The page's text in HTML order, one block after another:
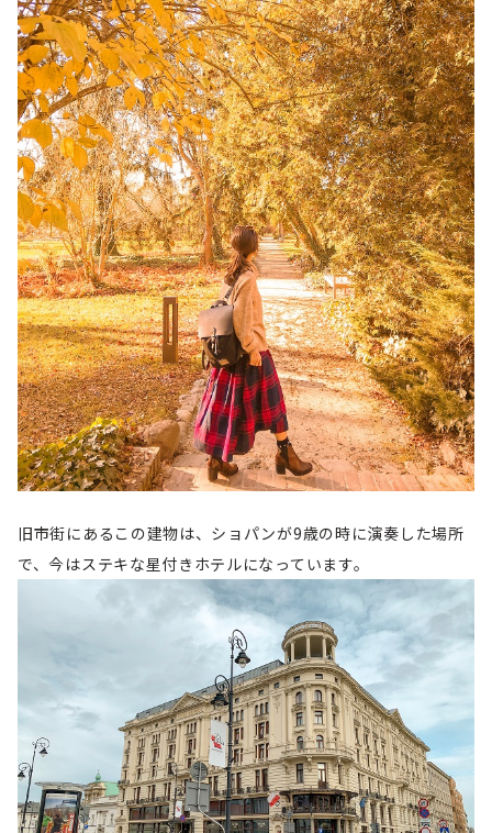
旧市街にあるこの建物は、ショパンが9歳の時に演奏した場所
で、今はステキな星付きホテルになっています。